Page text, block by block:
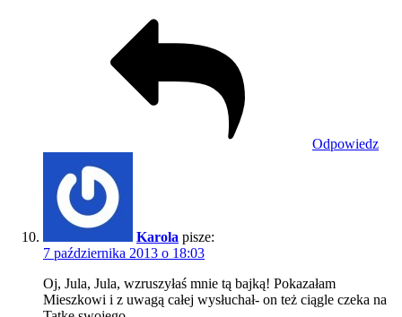
Odpowiedz
Karola pisze:
7 października 2013 o 18:03
Oj, Jula, Jula, wzruszyłaś mnie tą bajką! Pokazałam
Mieszkowi i z uwagą całej wysłuchał- on też ciągle czeka na